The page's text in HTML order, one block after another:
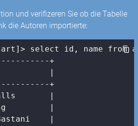
und verifizeren Sie ob die Tabelle
die Autoren importierte:
select id, name from
+
|
Long
|